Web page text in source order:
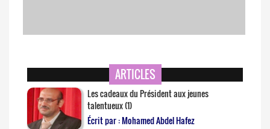
et bientôt réorienté
ARTICLES
Les cadeaux du Président aux jeunes
talentueux (1)
Écrit par : Mohamed Abdel Hafez